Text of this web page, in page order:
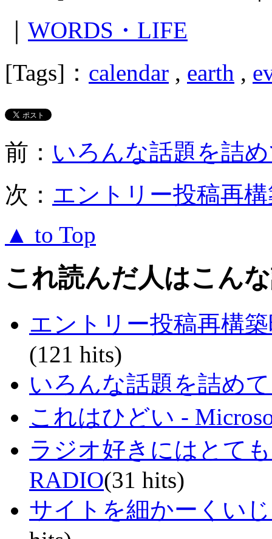
WORDS・LIFE
[Tags]： calendar , earth ,
前： いろんな話題を詰
次： エントリー投稿再
▲ to Top
これ読んだ人はこん
エントリー投稿再構
(121 hits)
いろんな話題を詰め
これはひどい -
ラジオ好きにはとて
RADIO(31 hits)
サイトを細かーくい